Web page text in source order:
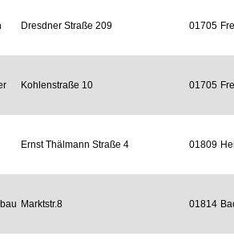
Dresdner Straße 209 01705
Kohlenstraße 10 01705
Ernst Thälmann Straße 4 01809
Marktstr.8 01814